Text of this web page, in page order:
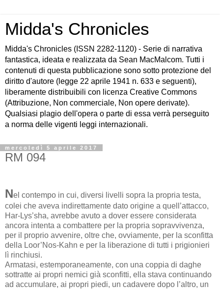
Midda's Chronicles
Midda's Chronicles (ISSN 2282-1120) - Serie di narrativa
fantastica, ideata e realizzata da Sean MacMalcom. Tutti i
contenuti di questa pubblicazione sono sotto protezione del
diritto d'autore (legge 22 aprile 1941 n. 633 e seguenti),
liberamente distribuibili con licenza Creative Commons
(Attribuzione, Non commerciale, Non opere derivate).
Qualsiasi plagio dell'opera o parte di essa verrà perseguito
a norma delle vigenti leggi internazionali.
mercoledì 5 aprile 2017
RM 094
Nel contempo in cui, diversi livelli sopra la propria testa,
colei che aveva indirettamente dato origine a quell’attacco,
Har-Lys’sha, avrebbe avuto a dover essere considerata
ancora intenta a combattere per la propria sopravvivenza,
per il proprio avvenire, oltre che, ovviamente, per la sconfitta
della Loor’Nos-Kahn e per la liberazione di tutti i prigionieri
lì rinchiusi.
Armatasi, estemporaneamente, con una coppia di daghe
sottratte ai propri nemici già sconfitti, ella stava continuando
ad accumulare, ai propri piedi, un cadavere dopo l’altro, un